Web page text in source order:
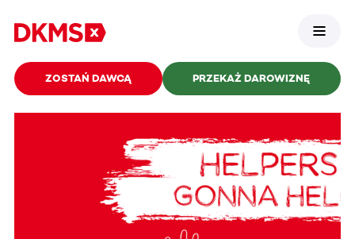
ZOSTAŃ DAWCĄ PRZEKAŻ DAROWIZNĘ